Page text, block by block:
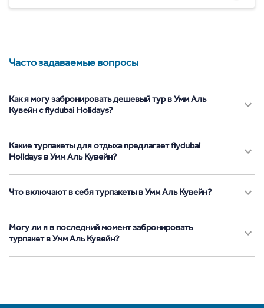
Часто задаваемые вопросы
Как я могу забронировать дешевый тур в Умм Аль
Кувейн с flydubai Holidays?
Какие турпакеты для отдыха предлагает flydubai
Holidays в Умм Аль Кувейн?
Что включают в себя турпакеты в Умм Аль Кувейн?
Могу ли я в последний момент забронировать
турпакет в Умм Аль Кувейн?